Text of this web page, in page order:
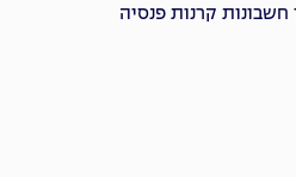
חשבונות קרנות פנסיה